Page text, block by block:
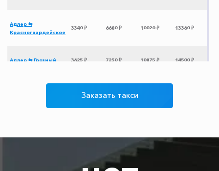
Адлер ⇆
Красногвардейское
3340 ₽ 6680 ₽ 10020 ₽ 13360 ₽
Адлер ⇆ Грозный 3625 ₽ 7250 ₽ 10875 ₽ 14500 ₽
7200 ₽
Заказать такси